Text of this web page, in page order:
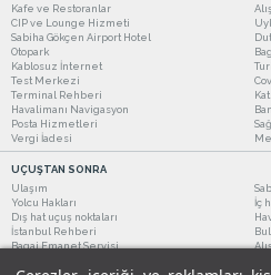
Kafe ve Restoranlar
CIP ve Lounge Hizmeti
Sabiha Gökçen Airport Hotel
Otopark
Kablosuz İnternet
Test Merkezi
Terminal Rehberi
Havalimanı Navigasyon
Posta Hizmetleri
Vergi İadesi
UÇUŞTAN SONRA
Ulaşım
Yolcu Hakları
İç
Dış hat uçuş noktaları
İstanbul Rehberi
Bagaj Emanet Servisi